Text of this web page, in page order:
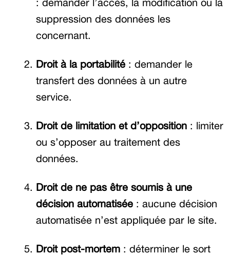
suppression des données les
concernant.
Droit à la portabilité : demander le
transfert des données à un autre
service.
Droit de limitation et d’opposition : limiter
ou s’opposer au traitement des
données.
Droit de ne pas être soumis à une
décision automatisée : aucune décision
automatisée n’est appliquée par le site.
Droit post-mortem : déterminer le sort